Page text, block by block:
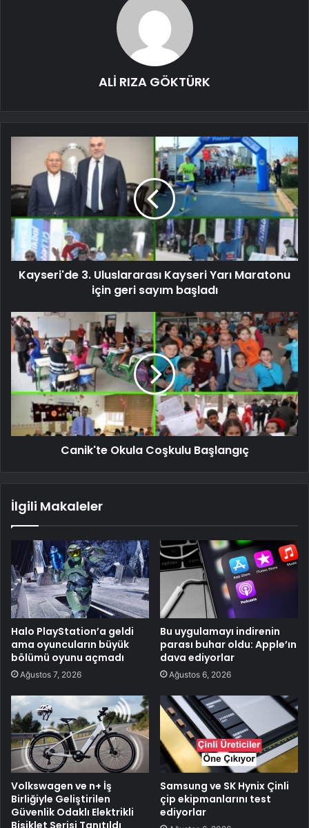
ALİ RIZA GÖKTÜRK
Kayseri'de 3. Uluslararası Kayseri Yarı Maratonu
için geri sayım başladı
Canik'te Okula Coşkulu Başlangıç
İlgili Makaleler
Halo PlayStation’a geldi
ama oyuncuların büyük
bölümü oyunu açmadı
Ağustos 7, 2026
Bu uygulamayı indirenin
parası buhar oldu: Apple’ın
dava ediyorlar
Ağustos 6, 2026
Volkswagen ve n+ İş
Birliğiyle Geliştirilen
Güvenlik Odaklı Elektrikli
Samsung ve SK Hynix Çinli
çip ekipmanlarını test
ediyorlar